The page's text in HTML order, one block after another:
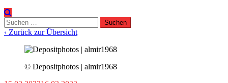
Suchen
nach:
‹ Zurück zur Übersicht
© Depositphotos | almir1968